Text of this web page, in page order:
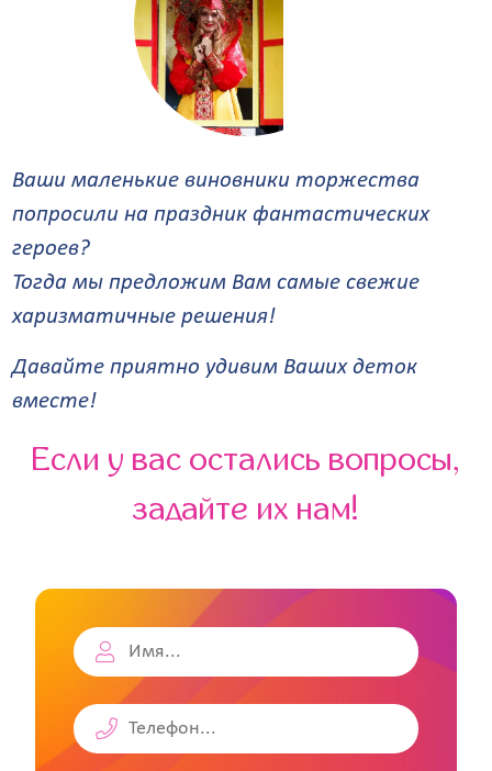
Ваши маленькие виновники торжества
попросили на праздник фантастических
героев?
Тогда мы предложим Вам самые свежие
харизматичные решения!
Давайте приятно удивим Ваших деток
вместе!
Если у вас остались вопросы,
задайте их нам!